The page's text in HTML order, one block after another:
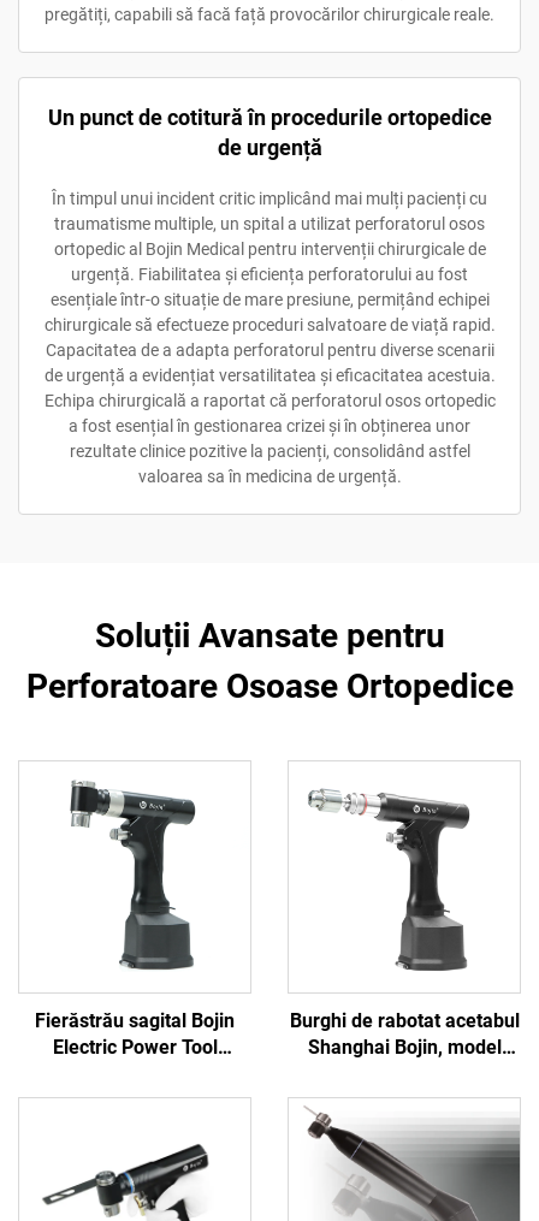
pregătiți, capabili să facă față provocărilor chirurgicale reale.
Un punct de cotitură în procedurile ortopedice
de urgență
În timpul unui incident critic implicând mai mulți pacienți cu
traumatisme multiple, un spital a utilizat perforatorul osos
ortopedic al Bojin Medical pentru intervenții chirurgicale de
urgență. Fiabilitatea și eficiența perforatorului au fost
esențiale într-o situație de mare presiune, permițând echipei
chirurgicale să efectueze proceduri salvatoare de viață rapid.
Capacitatea de a adapta perforatorul pentru diverse scenarii
de urgență a evidențiat versatilitatea și eficacitatea acestuia.
Echipa chirurgicală a raportat că perforatorul osos ortopedic
a fost esențial în gestionarea crizei și în obținerea unor
rezultate clinice pozitive la pacienți, consolidând astfel
valoarea sa în medicina de urgență.
Soluții Avansate pentru
Perforatoare Osoase Ortopedice
Fierăstrău sagital Bojin
Electric Power Tool
sistemul ortopedic de
traumatisme 5000
Burghi de rabotat acetabul
Shanghai Bojin, model
ortopedică, sistem
articular pentru
traumatisme 5000